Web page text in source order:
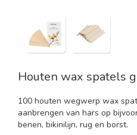
Houten wax spatels
100 houten wegwerp wax
aanbrengen van hars op
benen, bikinilijn, rug en borst.